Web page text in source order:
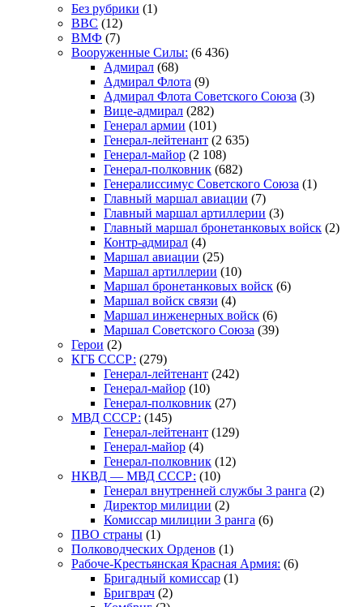
Без рубрики (1)
ВВС (12)
ВМФ (7)
Вооруженные Силы: (6 436)
Адмирал (68)
Адмирал Флота (9)
Адмирал Флота Советского Союза (3)
Вице-адмирал (282)
Генерал армии (101)
Генерал-лейтенант (2 635)
Генерал-майор (2 108)
Генерал-полковник (682)
Генералиссимус Советского Союза (1)
Главный маршал авиации (7)
Главный маршал артиллерии (3)
Главный маршал бронетанковых войск (2)
Контр-адмирал (4)
Маршал авиации (25)
Маршал артиллерии (10)
Маршал бронетанковых войск (6)
Маршал войск связи (4)
Маршал инженерных войск (6)
Маршал Советского Союза (39)
Герои (2)
КГБ СССР: (279)
Генерал-лейтенант (242)
Генерал-майор (10)
Генерал-полковник (27)
МВД СССР: (145)
Генерал-лейтенант (129)
Генерал-майор (4)
Генерал-полковник (12)
НКВД — МВД СССР: (10)
Генерал внутренней службы 3 ранга (2)
Директор милиции (2)
Комиссар милиции 3 ранга (6)
ПВО страны (1)
Полководческих Орденов (1)
Рабоче-Крестьянская Красная Армия: (6)
Бригадный комиссар (1)
Бригврач (2)